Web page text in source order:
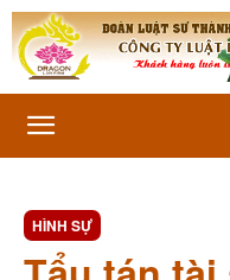
HÌNH SỰ